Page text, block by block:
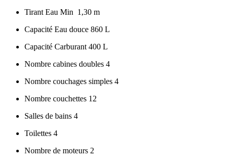
Tirant Eau Min 1,30 m
Capacité Eau douce 860 L
Capacité Carburant 400 L
Nombre cabines doubles 4
Nombre couchages simples 4
Nombre couchettes 12
Salles de bains 4
Toilettes 4
Nombre de moteurs 2